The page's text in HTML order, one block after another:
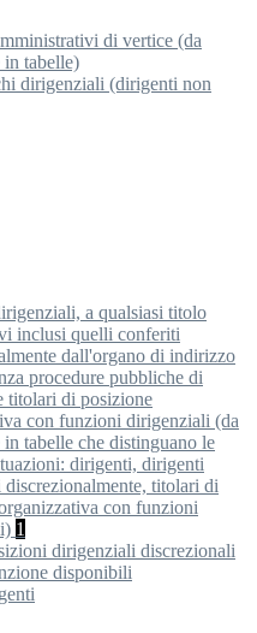
di vertice (da
in tabelle)
dirigenziali (dirigenti non
a qualsiasi titolo
inclusi quelli conferiti
dall'organo di indirizzo
procedure pubbliche di
titolari di posizione
con funzioni dirigenziali (da
tabelle che distinguano le
dirigenti, dirigenti
titolari di
con funzioni
1
dirigenziali discrezionali
disponibili